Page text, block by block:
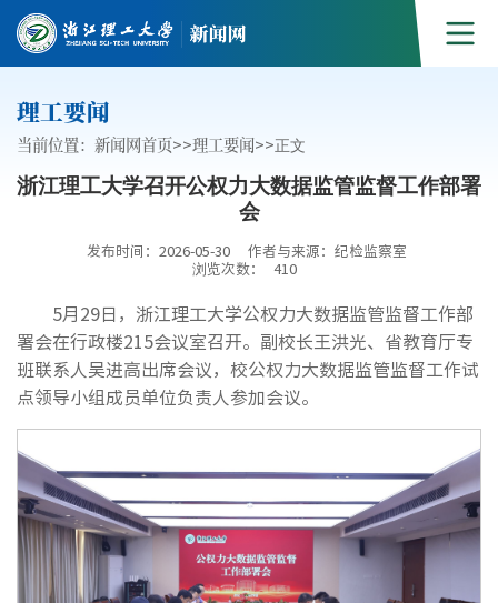
理工要闻
当前位置： 新闻网首页>>理工要闻>>正文
浙江理工大学召开公权力大数据监管监督工作部署
会
发布时间：2026-05-30
作者与来源：纪检监察室
浏览次数：
410
5月29日，浙江理工大学公权力大数据监管监督工作部
署会在行政楼215会议室召开。副校长王洪光、省教育厅专
班联系人吴进高出席会议，校公权力大数据监管监督工作试
点领导小组成员单位负责人参加会议。